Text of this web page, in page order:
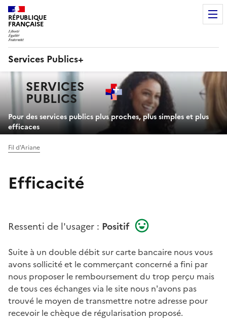
RÉPUBLIQUE
FRANÇAISE
Services Publics+
principaleSERVICES
PUBLICS+
Pour des services publics plus proches, plus simples et plus
efficaces
Fil d'Ariane
Efficacité
Ressenti de l'usager : Positif
Suite à un double débit sur carte bancaire nous vous
avons sollicité et le commerçant concerné a fini par
nous proposer le remboursement du trop perçu mais
de tous ces échanges via le site nous n'avons pas
trouvé le moyen de transmettre notre adresse pour
recevoir le chèque de régularisation proposé.